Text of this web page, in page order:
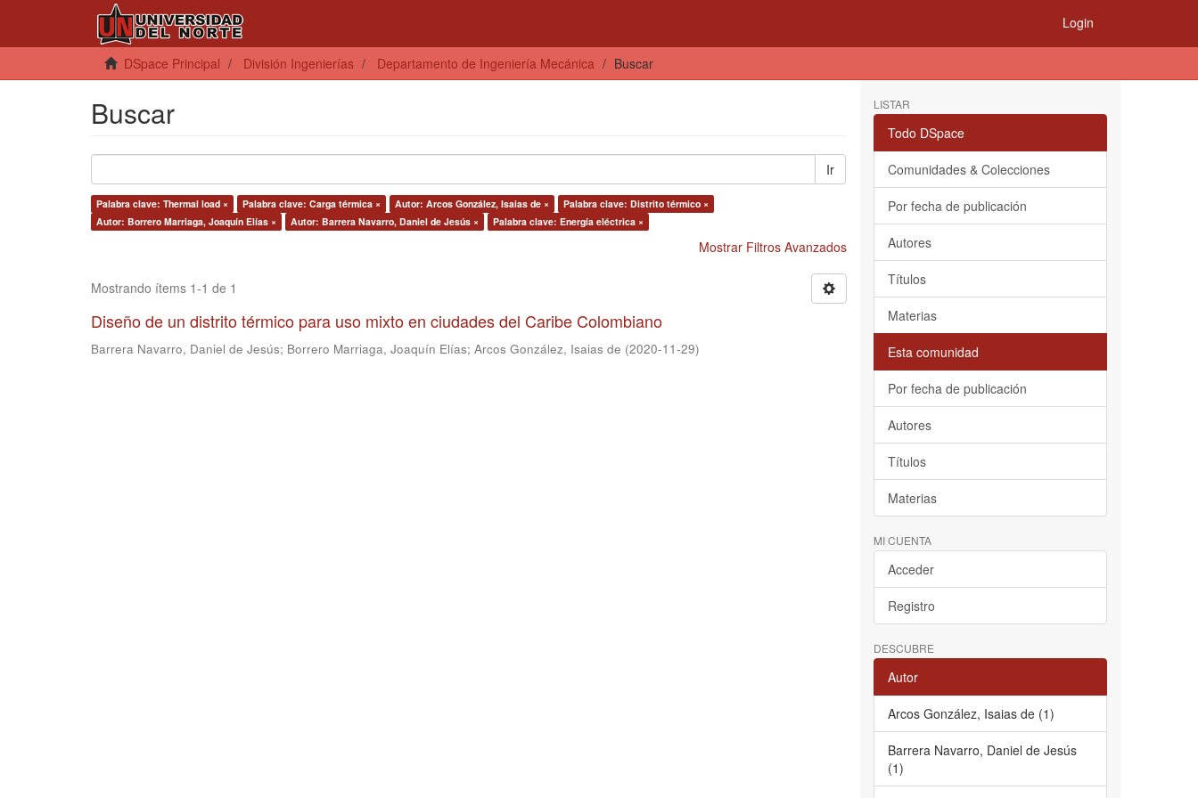
Login
DSpace Principal División Ingenierías Departamento de Ingeniería Mecánica Buscar
Buscar
Ir
Palabra clave: Thermal load × Palabra clave: Carga térmica × Autor: Arcos González, Isaias de ×
Palabra clave: Distrito térmico ×
Autor: Borrero Marriaga, Joaquín Elías ×
Autor: Barrera Navarro, Daniel de Jesús × Palabra clave: Energía eléctrica ×
Mostrar Filtros Avanzados
Mostrando ítems 1-1 de 1
Diseño de un distrito térmico para uso mixto en ciudades del Caribe Colombiano
Barrera Navarro, Daniel de Jesús; Borrero Marriaga, Joaquín Elías; Arcos González, Isaias de (2020-11-29)
LISTAR
Todo DSpace
Comunidades & Colecciones
Por fecha de publicación
Autores
Títulos
Materias
Esta comunidad
Por fecha de publicación
Autores
Títulos
Materias
MI CUENTA
Acceder
Registro
DESCUBRE
Autor
Arcos González, Isaias de (1)
Barrera Navarro, Daniel de Jesús
(1)